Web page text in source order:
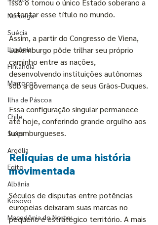
Noruega
Suécia
Lapônia
Finlândia
Marrocos
Ilha de Páscoa
Chile
Suíça
Argélia
Egito
Albânia
Kosovo
Macedônia do Norte
Isso o tornou o único Estado soberano a
ostentar esse título no mundo.
Assim, a partir do Congresso de Viena,
Luxemburgo pôde trilhar seu próprio
caminho entre as nações,
desenvolvendo instituições autônomas
sob a governança de seus Grãos-Duques.
Essa configuração singular permanece
até hoje, conferindo grande orgulho aos
luxemburgueses.
Relíquias de uma história
movimentada
Séculos de disputas entre potências
europeias deixaram suas marcas no
pequeno e estratégico território. A mais